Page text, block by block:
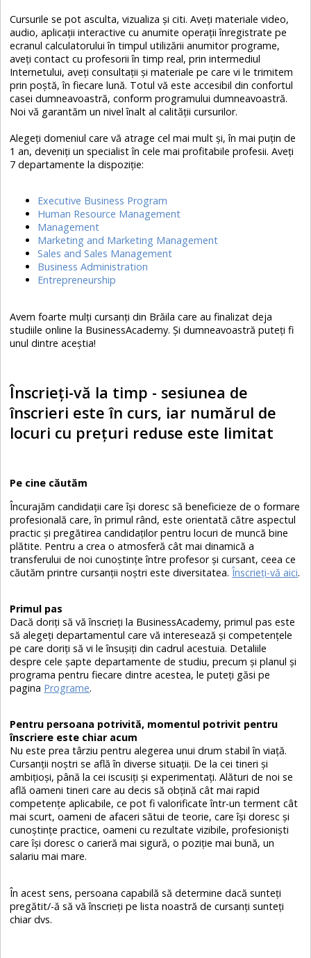
Cursurile se pot asculta, vizualiza şi citi. Aveţi materiale video,
audio, aplicaţii interactive cu anumite operaţii înregistrate pe
ecranul calculatorului în timpul utilizării anumitor programe,
aveţi contact cu profesorii în timp real, prin intermediul
Internetului, aveţi consultaţii şi materiale pe care vi le trimitem
prin poştă, în fiecare lună. Totul vă este accesibil din confortul
casei dumneavoastră, conform programului dumneavoastră.
Noi vă garantăm un nivel înalt al calităţii cursurilor.
Alegeţi domeniul care vă atrage cel mai mult şi, în mai puţin de
1 an, deveniţi un specialist în cele mai profitabile profesii. Aveți
7 departamente la dispoziție:
Executive Business Program
Human Resource Management
Management
Marketing and Marketing Management
Sales and Sales Management
Business Administration
Entrepreneurship
Avem foarte mulţi cursanţi din Brăila care au finalizat deja
studiile online la BusinessAcademy. Şi dumneavoastră puteţi fi
unul dintre aceştia!
Înscrieţi-vă la timp - sesiunea de
înscrieri este în curs, iar numărul de
locuri cu preţuri reduse este limitat
Pe cine căutăm
Încurajăm candidaţii care îşi doresc să beneficieze de o formare
profesională care, în primul rând, este orientată către aspectul
practic şi pregătirea candidaţilor pentru locuri de muncă bine
plătite. Pentru a crea o atmosferă cât mai dinamică a
transferului de noi cunoştinţe între profesor şi cursant, ceea ce
căutăm printre cursanţii noştri este diversitatea.Înscrieţi-vă aici.
Primul pas
Dacă doriţi să vă înscrieţi la BusinessAcademy, primul pas este
să alegeţi departamentul care vă interesează şi competenţele
pe care doriţi să vi le însuşiţi din cadrul acestuia. Detaliile
despre cele șapte departamente de studiu, precum şi planul şi
programa pentru fiecare dintre acestea, le puteţi găsi pe
pagina Programe.
Pentru persoana potrivită, momentul potrivit pentru
înscriere este chiar acum
Nu este prea târziu pentru alegerea unui drum stabil în viaţă.
Cursanţii noştri se află în diverse situaţii. De la cei tineri şi
ambiţioşi, până la cei iscusiţi şi experimentaţi. Alături de noi se
află oameni tineri care au decis să obţină cât mai rapid
competenţe aplicabile, ce pot fi valorificate într-un terment cât
mai scurt, oameni de afaceri sătui de teorie, care îşi doresc şi
cunoştinţe practice, oameni cu rezultate vizibile, profesionişti
care îşi doresc o carieră mai sigură, o poziţie mai bună, un
salariu mai mare.
În acest sens, persoana capabilă să determine dacă sunteţi
pregătit/-ă să vă înscrieţi pe lista noastră de cursanţi sunteţi
chiar dvs.